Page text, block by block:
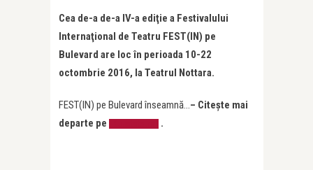
Cea de-a de-a IV-a ediţie a Festivalului
Internaţional de Teatru FEST(IN) pe
Bulevard are loc în perioada 10-22
octombrie 2016, la Teatrul Nottara.
FEST(IN) pe Bulevard înseamnă…– Citește mai
departe pe
.